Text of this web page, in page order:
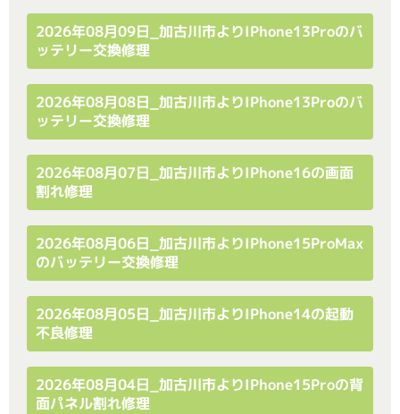
2026年08月09日_加古川市よりiPhone13Proのバ
ッテリー交換修理
2026年08月08日_加古川市よりiPhone13Proのバ
ッテリー交換修理
2026年08月07日_加古川市よりiPhone16の画面
割れ修理
2026年08月06日_加古川市よりiPhone15ProMax
のバッテリー交換修理
2026年08月05日_加古川市よりiPhone14の起動
不良修理
2026年08月04日_加古川市よりiPhone15Proの背
面パネル割れ修理